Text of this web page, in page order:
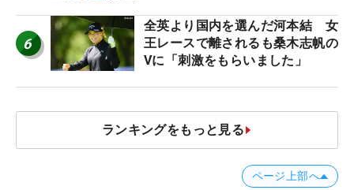
6
全英より国内を選んだ河本結 女
王レースで離されるも桑木志帆の
Vに「刺激をもらいました」
ランキングをもっと見る
ページ上部へ